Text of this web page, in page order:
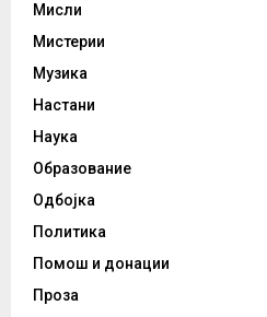
Мисли
Мистерии
Музика
Настани
Наука
Образование
Одбојка
Политика
Помош и донации
Проза